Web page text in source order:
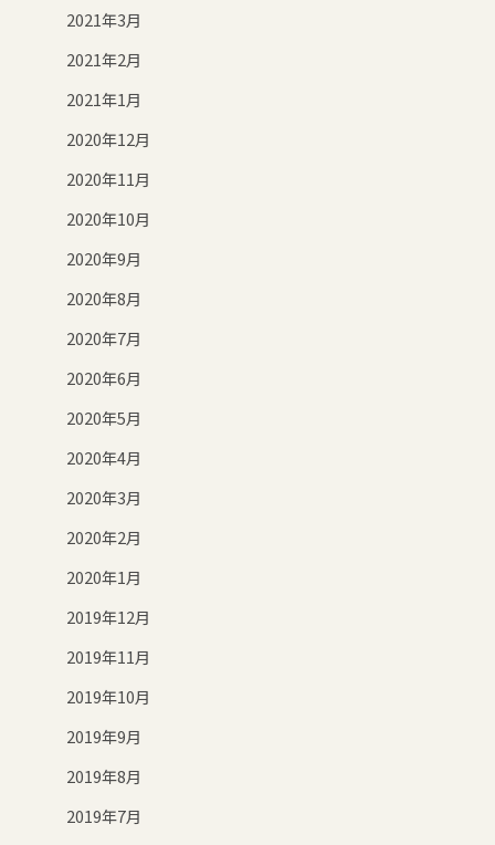
2021年3月
2021年2月
2021年1月
2020年12月
2020年11月
2020年10月
2020年9月
2020年8月
2020年7月
2020年6月
2020年5月
2020年4月
2020年3月
2020年2月
2020年1月
2019年12月
2019年11月
2019年10月
2019年9月
2019年8月
2019年7月